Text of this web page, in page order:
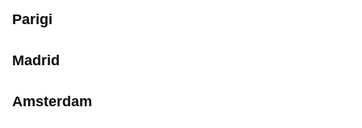
Parigi
Madrid
Amsterdam